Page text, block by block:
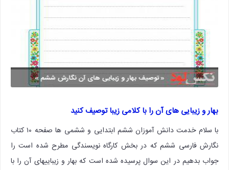
بهار و زیبایی های آن را با کلامی زیبا توصیف کنید
با سلام خدمت دانش آموزان ششم ابتدایی و ششمی ها صفحه ۱۰ کتاب
نگارش فارسی ششم که در بخش کارگاه نویسندگی مطرح شده است را
جواب بدهیم در این سوال پرسیده شده است که بهار و زیباییهای آن را با